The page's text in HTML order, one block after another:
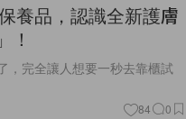
養品，認識全新護膚
！
，完全讓人想要一秒去靠櫃試
84 0